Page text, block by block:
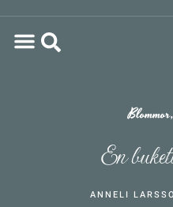
Blommor
En
ANNELI